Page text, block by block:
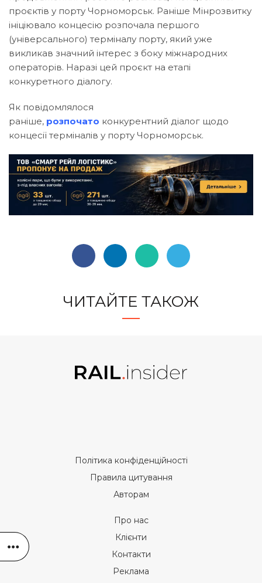
проєктів у порту Чорноморськ. Раніше Мінрозвитку
ініціювало концесію розпочала першого
(універсального) терміналу порту, який уже
викликав значний інтерес з боку міжнародних
операторів. Наразі цей проєкт на етапі
конкуретного діалогу.
Як повідомлялося
раніше, розпочато конкурентний діалог щодо
концесії терміналів у порту Чорноморськ.
ЧИТАЙТЕ ТАКОЖ
Політика конфіденційності
Правила цитування
Авторам
Про нас
Клієнти
Контакти
Реклама